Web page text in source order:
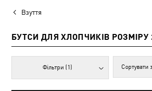
Взуття
БУТСИ ДЛЯ ХЛОПЧИКІВ РОЗМІРУ
Фільтри (1)